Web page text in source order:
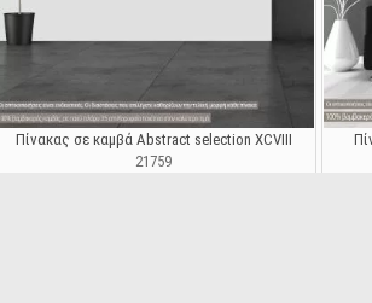
Πίνακας σε καμβά Abstract selection XCVIII
21759